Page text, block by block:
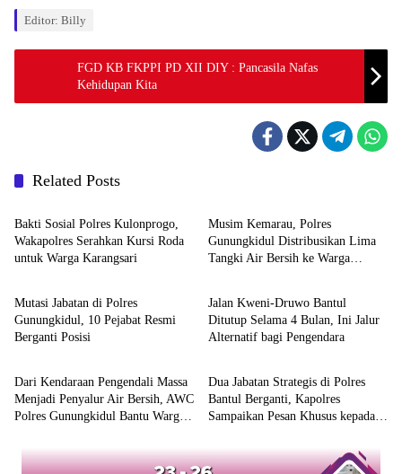
Editor: Billy
FGD KB FKPPI PD XII DIY : Pancasila Nafas
Kehidupan Kita
Related Posts
Berita
Bakti Sosial Polres Kulonprogo,
Wakapolres Serahkan Kursi Roda
untuk Warga Karangsari
Musim Kemarau, Polres
Gunungkidul Distribusikan Lima
Tangki Air Bersih ke Warga
Berita
Mutasi Jabatan di Polres
Gunungkidul, 10 Pejabat Resmi
Berganti Posisi
Berita
Jalan Kweni-Druwo Bantul
Ditutup Selama 4 Bulan, Ini Jalur
Alternatif bagi Pengendara
Berita
Dari Kendaraan Pengendali Massa
Menjadi Penyalur Air Bersih, AWC
Polres Gunungkidul Bantu Warga
Berita
Dua Jabatan Strategis di Polres
Bantul Berganti, Kapolres
Sampaikan Pesan Khusus kepada